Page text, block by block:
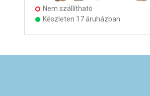
Nem szállítható
Készleten 17 áruházban